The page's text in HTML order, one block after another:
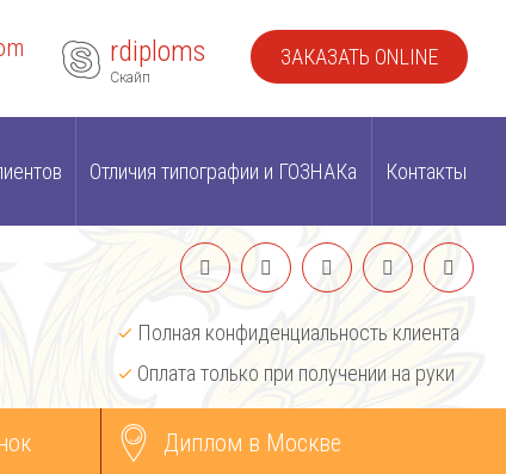
rdiploms
Скайп
ЗАКАЗАТЬ ONLINE
Отличия типографии и ГОЗНАКа Контакты
Полная конфиденциальность клиента
Оплата только при получении на руки
Диплом в Москве